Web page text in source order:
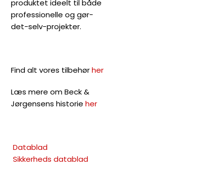
produktet ideelt til både
professionelle og gør-
det-selv-projekter.
Find alt vores tilbehørher
Læs mere om Beck &
Jørgensens historie her
Datablad
Sikkerheds datablad